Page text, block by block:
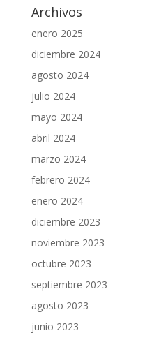
Archivos
enero 2025
diciembre 2024
agosto 2024
julio 2024
mayo 2024
abril 2024
marzo 2024
febrero 2024
enero 2024
diciembre 2023
noviembre 2023
octubre 2023
septiembre 2023
agosto 2023
junio 2023